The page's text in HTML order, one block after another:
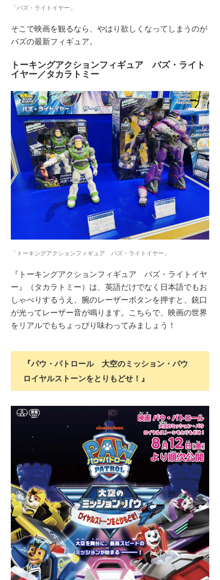
「バズ・ライトイヤー」
そこで映画を観るなら、やはり欲しくなってしまうのが
バズの最新フィギュア。
トーキングアクションフィギュア バズ・ライト
イヤー／タカラトミー
「トーキングアクションフィギュア バズ・ライトイヤー」
『トーキングアクションフィギュア バズ・ライトイヤ
ー』（タカラトミー）は、英語だけでなく日本語でもお
しゃべりするうえ、腕のレーザーボタンを押すと、銃口
が光ってレーザー音が鳴ります。こちらで、映画の世界
をリアルでもちょっぴり味わってみましょう！
『パウ・パトロール 大空のミッション・パウ
ロイヤルストーンをとりもどせ！』